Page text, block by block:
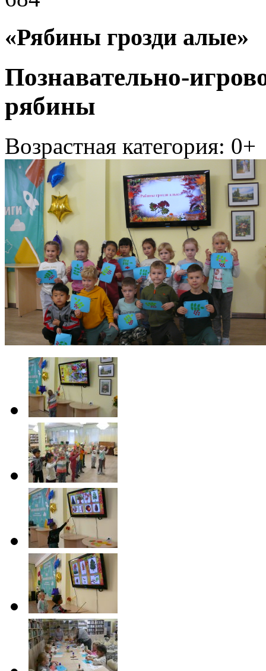
«Рябины грозди алые»
Познавательно-
рябины
Возрастная категория: 0+